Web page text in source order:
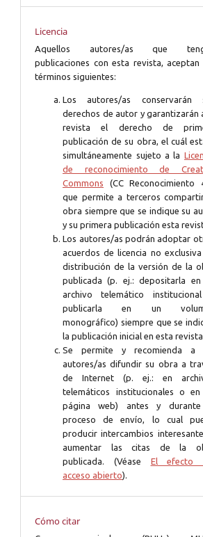
Licencia
Aquellos autores/as que
publicaciones con esta revista, aceptan
términos siguientes:
Los autores/as conservarán
derechos de autor y garantizarán
revista el derecho de
publicación de su obra, el cuál
simultáneamente sujeto a la
de reconocimiento de
Commons (CC Reconocimiento
que permite a terceros
obra siempre que se indique su
y su primera publicación esta
Los autores/as podrán adoptar
acuerdos de licencia no
distribución de la versión de la
publicada (p. ej.: depositarla
archivo telemático
publicarla en un
monográfico) siempre que se
la publicación inicial en esta
Se permite y recomienda a
autores/as difundir su obra a
de Internet (p. ej.: en
telemáticos institucionales o
página web) antes y
proceso de envío, lo cual
producir intercambios
aumentar las citas de la
publicada. (Véase El efecto
acceso abierto).
Cómo citar